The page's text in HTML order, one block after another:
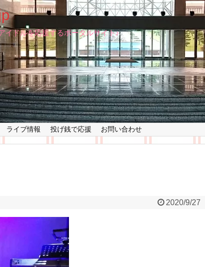
イドルを応援するポータルサイト♪
ライブ情報 投げ銭で応援 お問い合わせ
2020/9/27